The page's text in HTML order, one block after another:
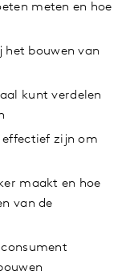
meten en hoe
het bouwen van
kunt verdelen
zijn om
maakt en hoe
van de